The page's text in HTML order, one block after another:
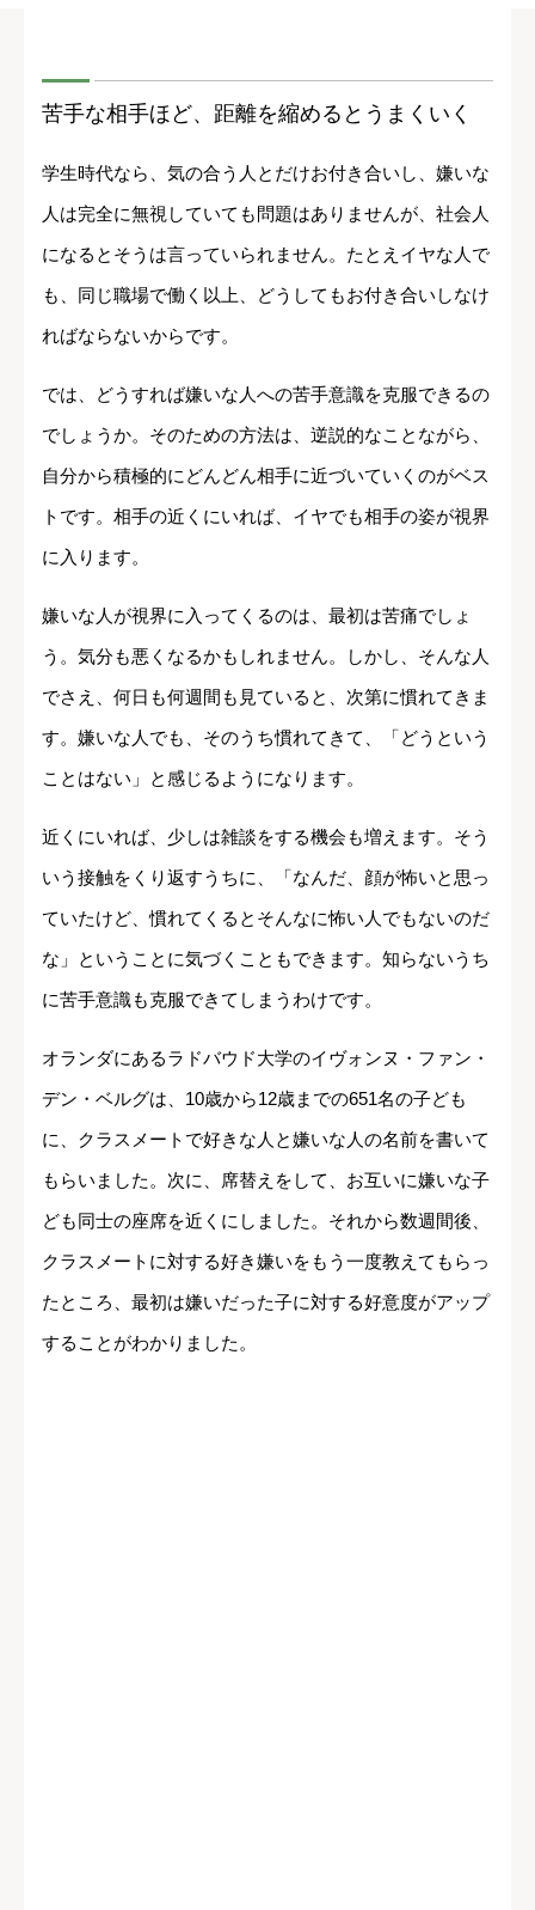
苦手な相手ほど、距離を縮めるとうまくいく
学生時代なら、気の合う人とだけお付き合いし、嫌いな
人は完全に無視していても問題はありませんが、社会人
になるとそうは言っていられません。たとえイヤな人で
も、同じ職場で働く以上、どうしてもお付き合いしなけ
ればならないからです。
では、どうすれば嫌いな人への苦手意識を克服できるの
でしょうか。そのための方法は、逆説的なことながら、
自分から積極的にどんどん相手に近づいていくのがベス
トです。相手の近くにいれば、イヤでも相手の姿が視界
に入ります。
嫌いな人が視界に入ってくるのは、最初は苦痛でしょ
う。気分も悪くなるかもしれません。しかし、そんな人
でさえ、何日も何週間も見ていると、次第に慣れてきま
す。嫌いな人でも、そのうち慣れてきて、「どうという
ことはない」と感じるようになります。
近くにいれば、少しは雑談をする機会も増えます。そう
いう接触をくり返すうちに、「なんだ、顔が怖いと思っ
ていたけど、慣れてくるとそんなに怖い人でもないのだ
な」ということに気づくこともできます。知らないうち
に苦手意識も克服できてしまうわけです。
オランダにあるラドバウド大学のイヴォンヌ・ファン・
デン・ベルグは、10歳から12歳までの651名の子ども
に、クラスメートで好きな人と嫌いな人の名前を書いて
もらいました。次に、席替えをして、お互いに嫌いな子
ども同士の座席を近くにしました。それから数週間後、
クラスメートに対する好き嫌いをもう一度教えてもらっ
たところ、最初は嫌いだった子に対する好意度がアップ
することがわかりました。